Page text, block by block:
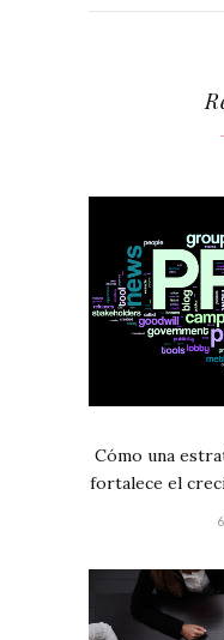
Cómo una
fortalece el